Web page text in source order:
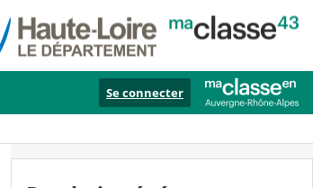
Se connecter